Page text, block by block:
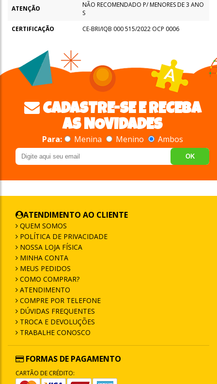
ATENÇÃO
NÃO RECOMENDADO P/ MENORES DE 3 ANO
S
CERTIFICAÇÃO
CE-BRI/IQB 000 515/2022 OCP 0006
CADASTRE-SE E RECEBA
AS NOVIDADES
Para: Menina Menino Ambos
OK
ATENDIMENTO AO CLIENTE
QUEM SOMOS
POLÍTICA DE PRIVACIDADE
NOSSA LOJA FÍSICA
MINHA CONTA
MEUS PEDIDOS
COMO COMPRAR?
ATENDIMENTO
COMPRE POR TELEFONE
DÚVIDAS FREQUENTES
TROCA E DEVOLUÇÕES
TRABALHE CONOSCO
FORMAS DE PAGAMENTO
CARTÃO DE CRÉDITO: